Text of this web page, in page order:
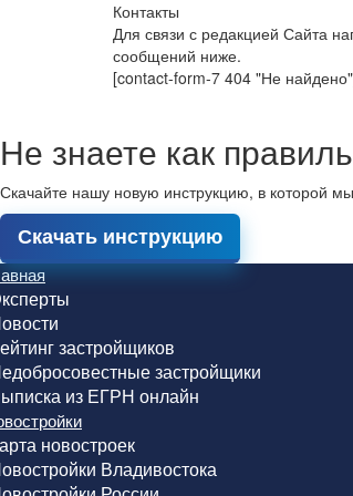
Контакты
Для связи с редакцией Сайта
сообщений ниже.
[contact-form-7 404 "Не
Не знаете как
Скачайте нашу новую инструкцию, в которой
Скачать инструкцию
застройщиков
застройщики
из ЕГРН онлайн
новостроек
Владивостока